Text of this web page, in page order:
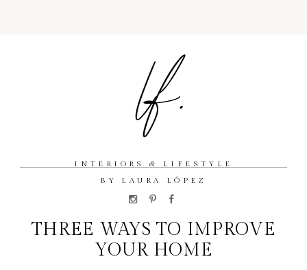
INTERIORS & LIFESTYLE
BY LAURA LÓPEZ
THREE WAYS TO IMPROVE
YOUR HOME